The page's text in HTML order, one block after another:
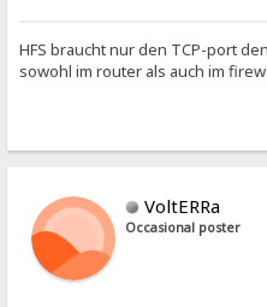
HFS braucht nur den TCP-port
sowohl im router als auch im
VoltERRa
Occasional poster